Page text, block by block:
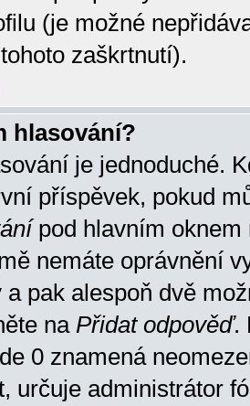
(je možné
zaškrtnutí).
hlasování?
je jednoduché.
příspěvek, pokud
pod hlavním oknem
nemáte oprávnění
a pak alespoň dvě
na Přidat odpověď.
0 znamená
určuje administrátor